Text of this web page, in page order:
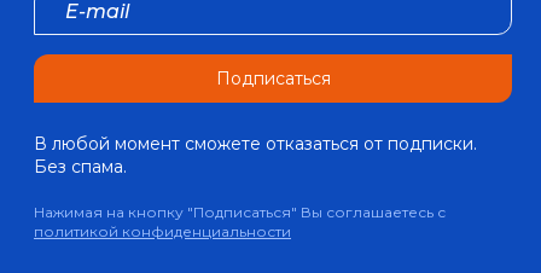
Подписаться
В любой момент сможете отказаться от подписки.
Без спама.
Нажимая на кнопку "Подписаться" Вы соглашаетесь с
политикой конфиденциальности